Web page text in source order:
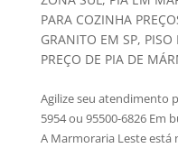
PARA COZINHA
GRANITO EM SP, PISO
PREÇO DE PIA DE
Agilize seu atendimento
5954 ou 95500-6826 Em
A Marmoraria Leste está